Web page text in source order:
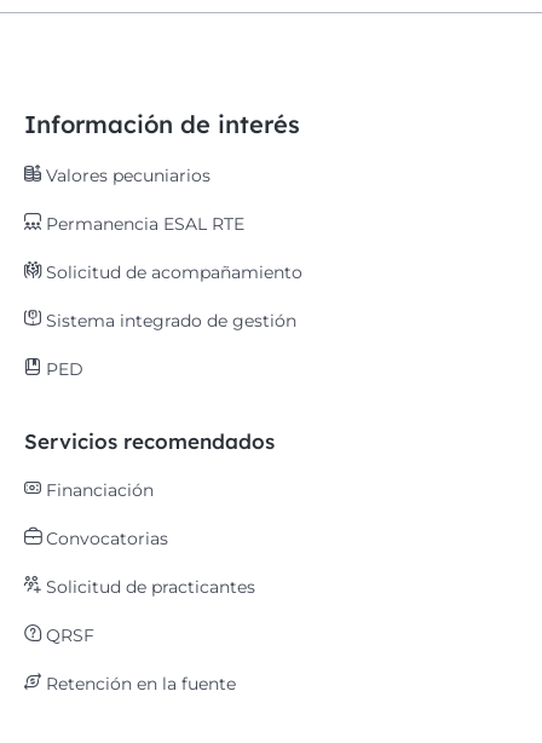
Información de interés
Valores pecuniarios
Permanencia ESAL RTE
Solicitud de acompañamiento
Sistema integrado de gestión
PED
Servicios recomendados
Financiación
Convocatorias
Solicitud de practicantes
QRSF
Retención en la fuente